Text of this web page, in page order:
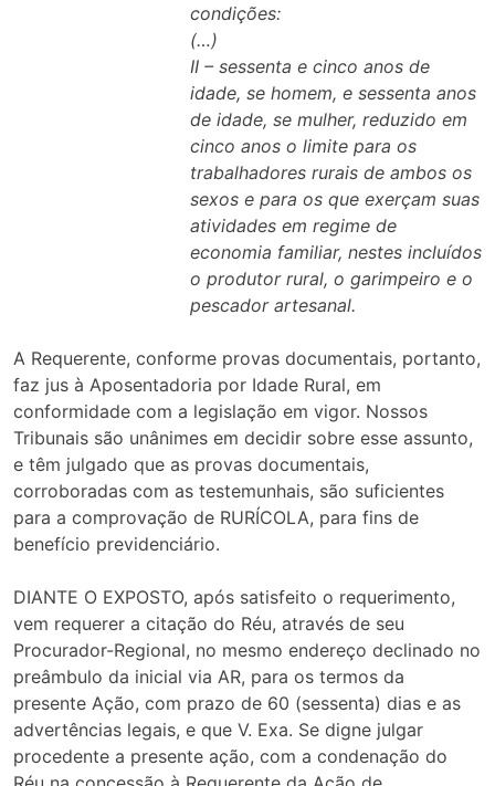
condições:
(…)
II – sessenta e cinco anos de
idade, se homem, e sessenta anos
de idade, se mulher, reduzido em
cinco anos o limite para os
trabalhadores rurais de ambos os
sexos e para os que exerçam suas
atividades em regime de
economia familiar, nestes incluídos
o produtor rural, o garimpeiro e o
pescador artesanal.
A Requerente, conforme provas documentais, portanto,
faz jus à Aposentadoria por Idade Rural, em
conformidade com a legislação em vigor. Nossos
Tribunais são unânimes em decidir sobre esse assunto,
e têm julgado que as provas documentais,
corroboradas com as testemunhais, são suficientes
para a comprovação de RURÍCOLA, para fins de
benefício previdenciário.
DIANTE O EXPOSTO, após satisfeito o requerimento,
vem requerer a citação do Réu, através de seu
Procurador-Regional, no mesmo endereço declinado no
preâmbulo da inicial via AR, para os termos da
presente Ação, com prazo de 60 (sessenta) dias e as
advertências legais, e que V. Exa. Se digne julgar
procedente a presente ação, com a condenação do